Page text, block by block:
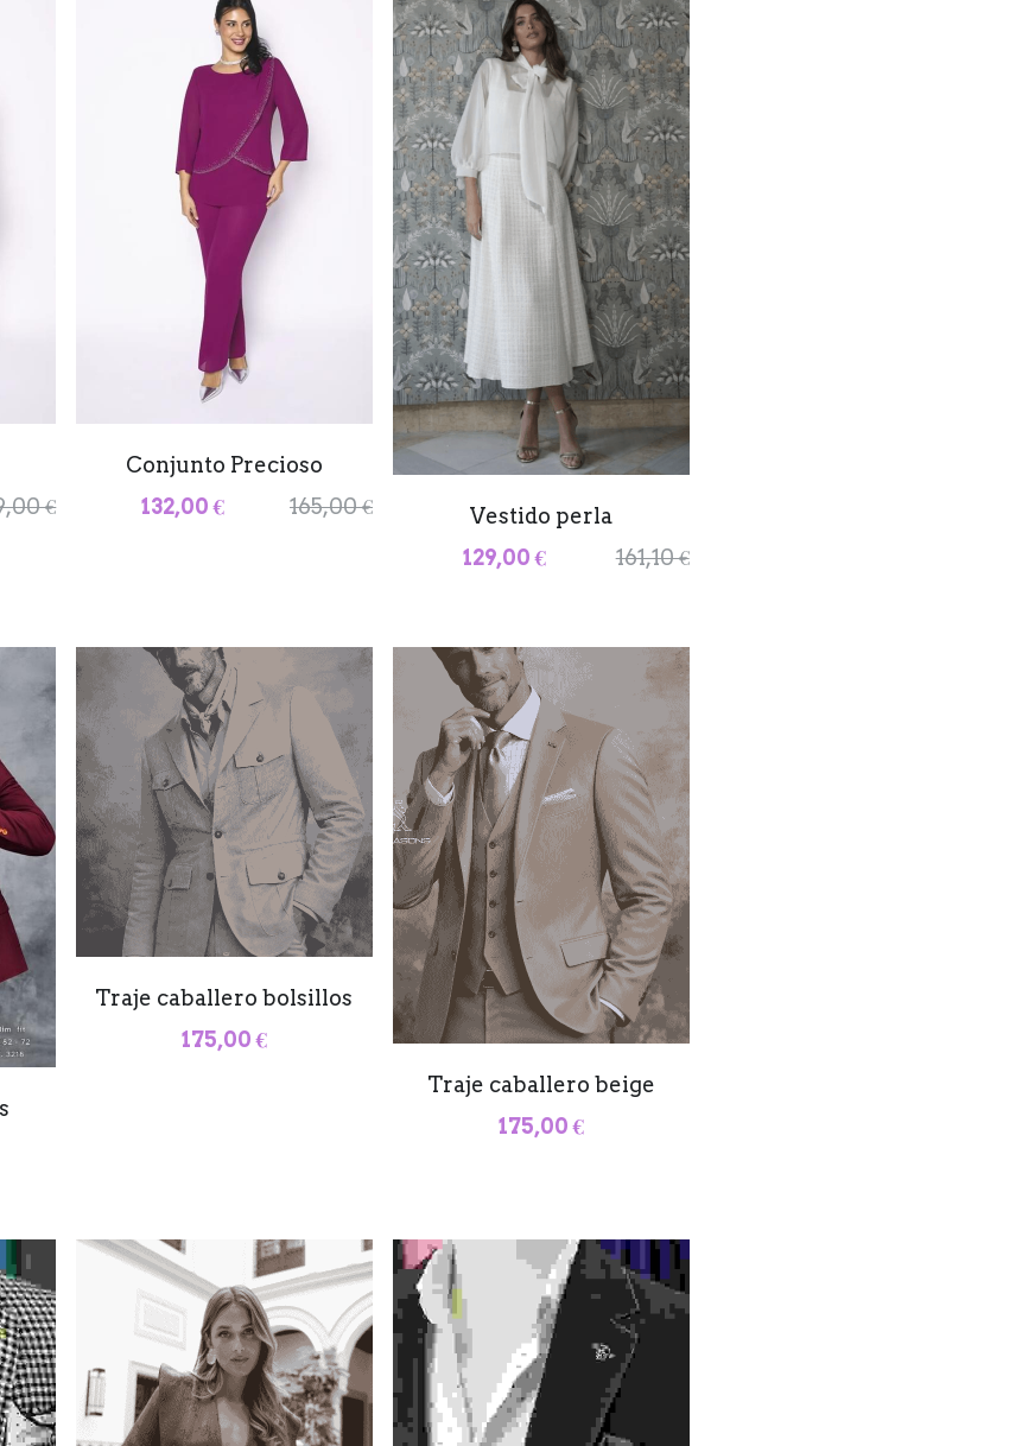
€
Conjunto Precioso
132,00 €
165,00 €
Vestido perla
129,00 €
161,10 €
Traje caballero bolsillos
175,00 €
Traje caballero beige
175,00 €